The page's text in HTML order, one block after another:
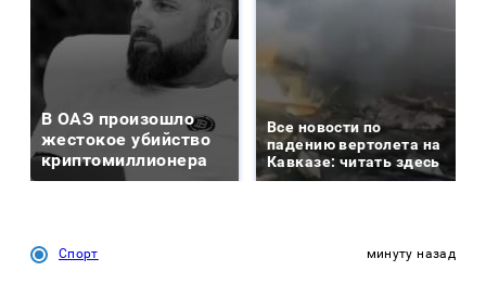
В ОАЭ произошло
жестокое убийство
криптомиллионера
Все новости по
падению вертолета на
Кавказе: читать здесь
Спорт минуту назад